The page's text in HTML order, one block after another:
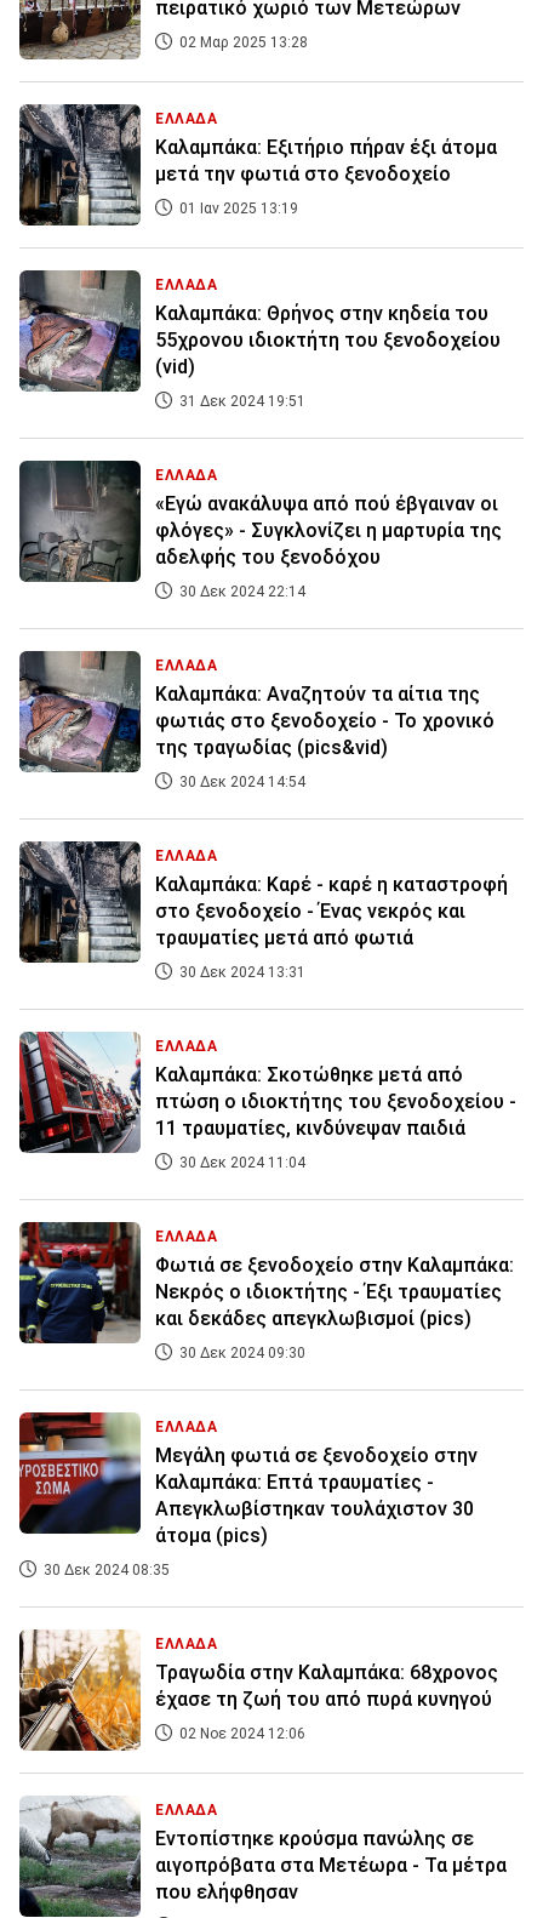
πειρατικό χωριό των Μετεώρων
02 Μαρ 2025 13:28
ΕΛΛΑΔΑ
Καλαμπάκα: Εξιτήριο πήραν έξι άτομα
μετά την φωτιά στο ξενοδοχείο
01 Ιαν 2025 13:19
ΕΛΛΑΔΑ
Καλαμπάκα: Θρήνος στην κηδεία του
55χρονου ιδιοκτήτη του ξενοδοχείου
(vid)
31 Δεκ 2024 19:51
ΕΛΛΑΔΑ
«Εγώ ανακάλυψα από πού έβγαιναν οι
φλόγες» - Συγκλονίζει η μαρτυρία της
αδελφής του ξενοδόχου
30 Δεκ 2024 22:14
ΕΛΛΑΔΑ
Καλαμπάκα: Αναζητούν τα αίτια της
φωτιάς στο ξενοδοχείο - Το χρονικό
της τραγωδίας (pics&vid)
30 Δεκ 2024 14:54
ΕΛΛΑΔΑ
Καλαμπάκα: Καρέ - καρέ η καταστροφή
στο ξενοδοχείο - Ένας νεκρός και
τραυματίες μετά από φωτιά
30 Δεκ 2024 13:31
ΕΛΛΑΔΑ
Καλαμπάκα: Σκοτώθηκε μετά από
πτώση ο ιδιοκτήτης του ξενοδοχείου -
11 τραυματίες, κινδύνεψαν παιδιά
30 Δεκ 2024 11:04
ΕΛΛΑΔΑ
Φωτιά σε ξενοδοχείο στην Καλαμπάκα:
Νεκρός ο ιδιοκτήτης - Έξι τραυματίες
και δεκάδες απεγκλωβισμοί (pics)
30 Δεκ 2024 09:30
ΕΛΛΑΔΑ
Μεγάλη φωτιά σε ξενοδοχείο στην
Καλαμπάκα: Επτά τραυματίες -
Απεγκλωβίστηκαν τουλάχιστον 30
άτομα (pics)
30 Δεκ 2024 08:35
ΕΛΛΑΔΑ
Τραγωδία στην Καλαμπάκα: 68χρονος
έχασε τη ζωή του από πυρά κυνηγού
02 Νοε 2024 12:06
ΕΛΛΑΔΑ
Εντοπίστηκε κρούσμα πανώλης σε
αιγοπρόβατα στα Μετέωρα - Τα μέτρα
που ελήφθησαν